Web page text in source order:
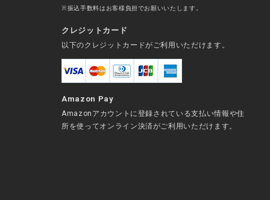
※振込手数料はお客様負担でお願いいたします。
クレジットカード
以下のクレジットカードがご利用いただけます。
Amazon Pay
Amazonアカウントに登録されている支払い情報や住
所を使ってオンライン決済がご利用いただけます。